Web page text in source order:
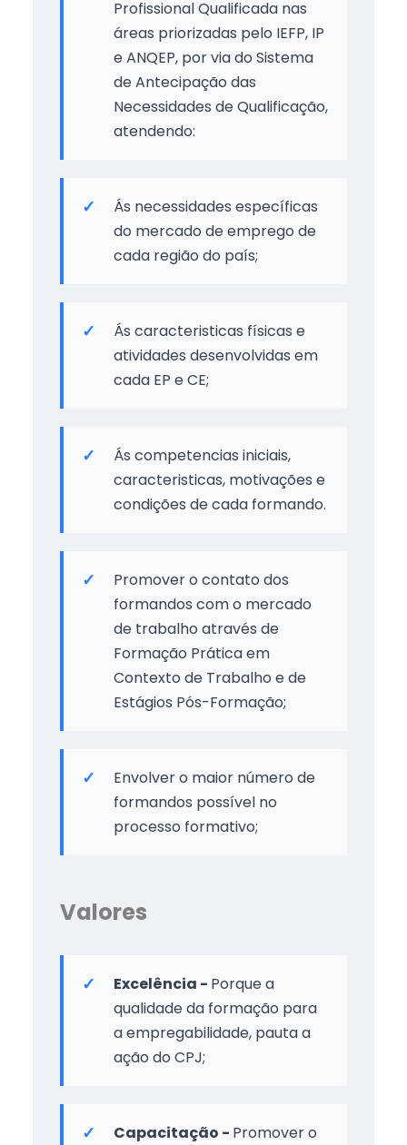
Profissional Qualificada nas
áreas priorizadas pelo IEFP, IP
e ANQEP, por via do Sistema
de Antecipação das
Necessidades de Qualificação,
atendendo:
Ás necessidades específicas
do mercado de emprego de
cada região do país;
Ás caracteristicas físicas e
atividades desenvolvidas em
cada EP e CE;
Ás competencias iniciais,
caracteristicas, motivações e
condições de cada formando.
Promover o contato dos
formandos com o mercado
de trabalho através de
Formação Prática em
Contexto de Trabalho e de
Estágios Pós-Formação;
Envolver o maior número de
formandos possível no
processo formativo;
Valores
Excelência - Porque a
qualidade da formação para
a empregabilidade, pauta a
ação do CPJ;
Capacitação - Promover o